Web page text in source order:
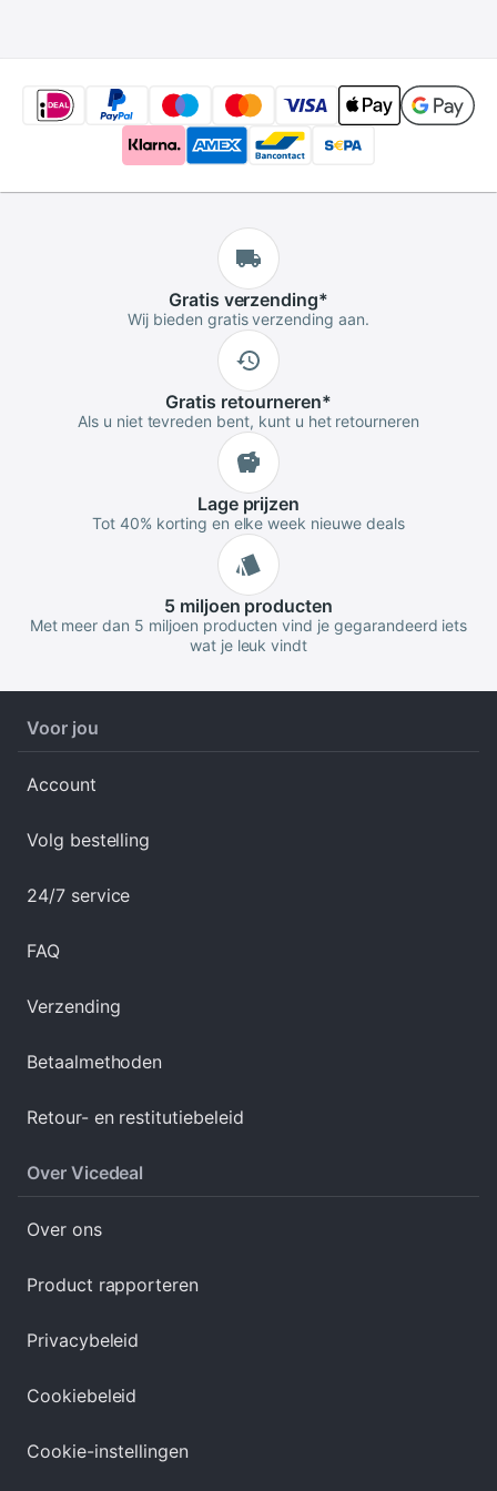
Gratis verzending*
Wij bieden gratis verzending aan.
Gratis retourneren*
Als u niet tevreden bent, kunt u het retourneren
Lageprijzen
Tot 40% korting en elke week nieuwe deals
5 miljoen producten
Met meer dan 5 miljoen producten vind je gegarandeerd iets
wat je leuk vindt
Voor jou
Account
Volg bestelling
24/7 service
FAQ
Verzending
Betaalmethoden
Retour- en restitutiebeleid
Over Vicedeal
Over ons
Product rapporteren
Privacybeleid
Cookiebeleid
Cookie-instellingen